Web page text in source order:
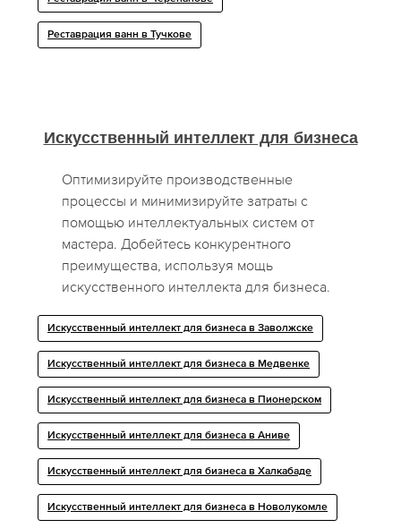
Реставрация ванн в Тучкове
Искусственный интеллект для бизнеса
Оптимизируйте производственные
процессы и минимизируйте затраты с
помощью интеллектуальных систем от
мастера. Добейтесь конкурентного
преимущества, используя мощь
искусственного интеллекта для бизнеса.
Искусственный интеллект для бизнеса в Заволжске
Искусственный интеллект для бизнеса в Медвенке
Искусственный интеллект для бизнеса в Пионерском
Искусственный интеллект для бизнеса в Аниве
Искусственный интеллект для бизнеса в Халкабаде
Искусственный интеллект для бизнеса в Новолукомле